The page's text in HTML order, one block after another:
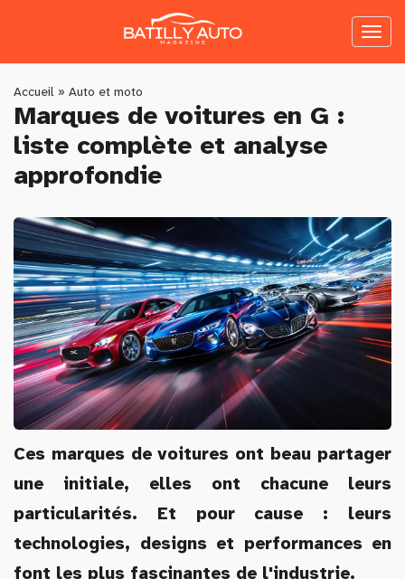
content
You
are
here
Accueil » Auto et moto
Marques de voitures en G :
liste complète et analyse
approfondie
Ces marques de voitures ont beau partager
une initiale, elles ont chacune leurs
particularités. Et pour cause : leurs
technologies, designs et performances en
font les plus fascinantes de l'industrie.